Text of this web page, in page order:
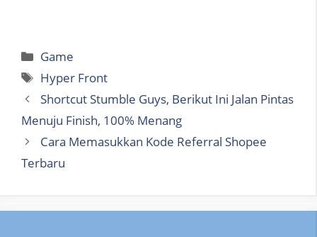
Categories
Game
Tags
Hyper Front
Shortcut Stumble Guys, Berikut Ini Jalan Pintas
Menuju Finish, 100% Menang
Cara Memasukkan Kode Referral Shopee
Terbaru